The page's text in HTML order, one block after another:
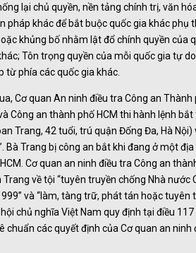
lại chủ quyền, nền tảng chính trị, văn
pháp khác để bắt buộc quốc gia khác phụ
khủng bố nhằm lật đổ chính quyền của
Tôn trọng quyền của mỗi quốc gia tự
từ phía các quốc gia khác.
Cơ quan An ninh điều tra Công an
Công an thành phố HCM thi hành lệnh
Trang, 42 tuổi, trú quận Đống Đa, Hà
Bà Trang bị công an bắt khi đang ở một
Cơ quan an ninh điều tra Công an
về tội “tuyên truyền chống Nhà nước
và “làm, tàng trữ, phát tán hoặc
chủ nghĩa Việt Nam quy định tại điều
chuẩn các quyết định của Cơ quan an ninh